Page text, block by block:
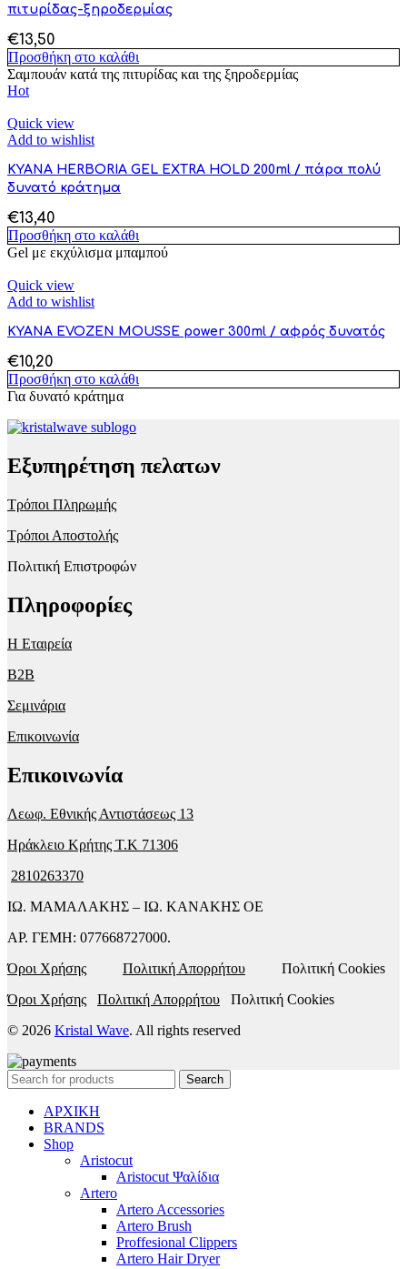
πιτυρίδας-ξηροδερμίας
€13,50
Προσθήκη στο καλάθι
Σαμπουάν κατά της πιτυρίδας και της ξηροδερμίας
Hot
Quick view
Add to wishlist
KYANA HERBORIA GEL EXTRA HOLD 200ml / πάρα πολύ
δυνατό κράτημα
€13,40
Προσθήκη στο καλάθι
Gel με εκχύλισμα μπαμπού
Quick view
Add to wishlist
KYANA EVOZEN MOUSSE power 300ml / αφρός δυνατός
€10,20
Προσθήκη στο καλάθι
Για δυνατό κράτημα
Εξυπηρέτηση πελατων
Τρόποι Πληρωμής
Τρόποι Αποστολής
Πολιτική Επιστροφών
Πληροφορίες
Η Εταιρεία
B2B
Σεμινάρια
Επικοινωνία
Επικοινωνία
Λεωφ. Εθνικής Αντιστάσεως 13
Ηράκλειο Κρήτης T.K 71306
2810263370
ΙΩ. ΜΑΜΑΛΑΚΗΣ – ΙΩ. ΚΑΝΑΚΗΣ ΟΕ
ΑΡ. ΓΕΜΗ: 077668727000.
Όροι Χρήσης
Πολιτική Απορρήτου Πολιτική Cookies
Όροι Χρήσης
Πολιτική Απορρήτου Πολιτική Cookies
© 2026 Kristal Wave. All rights reserved
Search
ΑΡΧΙΚΗ
BRANDS
Shop
Aristocut
Aristocut Ψαλίδια
Artero
Artero Accessories
Artero Brush
Proffesional Clippers
Artero Hair Dryer